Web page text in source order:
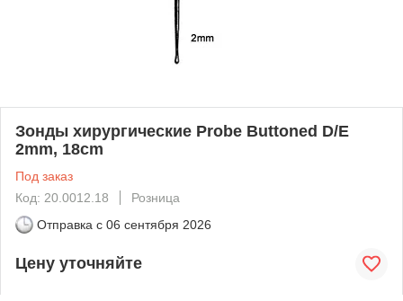
Зонды хирургические Probe Buttoned D/E
2mm, 18cm
Под заказ
Код: 20.0012.18
Розница
Отправка с 06 сентября 2026
Цену уточняйте